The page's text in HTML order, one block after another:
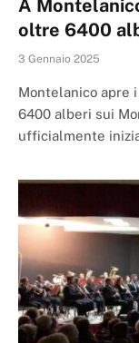
A
oltre 6400
3 Gennaio 2025
Montelanico apre
6400 alberi sui
ufficialmente